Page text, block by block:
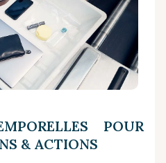
POUR
& ACTIONS